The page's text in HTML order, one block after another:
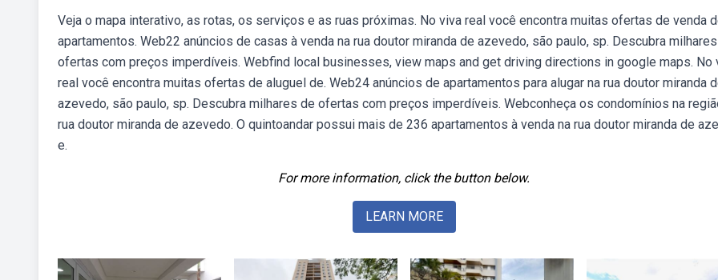
Veja o mapa interativo, as rotas, os serviços e as ruas próximas. No viva real você encontra muitas ofertas de venda
apartamentos. Web22 anúncios de casas à venda na rua doutor miranda de azevedo, são paulo, sp. Descubra
ofertas com preços imperdíveis. Webfind local businesses, view maps and get driving directions in google maps. No
real você encontra muitas ofertas de aluguel de. Web24 anúncios de apartamentos para alugar na rua doutor miranda
azevedo, são paulo, sp. Descubra milhares de ofertas com preços imperdíveis. Webconheça os condomínios na
rua doutor miranda de azevedo. O quintoandar possui mais de 236 apartamentos à venda na rua doutor miranda de
e.
For more information, click the button below.
LEARN MORE